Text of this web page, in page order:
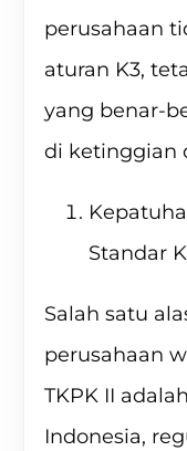
perusahaan
aturan K3,
yang benar-
di ketinggian
Standar
Salah satu
perusahaan
TKPK II
Indonesia,